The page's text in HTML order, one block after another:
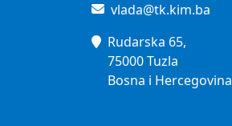
vlada@tk.kim.ba
Rudarska 65,
75000 Tuzla
Bosna i Hercegovina